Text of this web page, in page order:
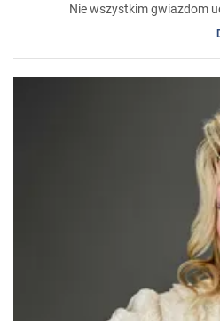
Nie wszystkim gwiazdom